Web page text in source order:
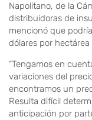
Napolitano, de la
distribuidoras de
mencionó que
dólares por
“Tengamos en
variaciones del
encontramos un
Resulta difícil
anticipación por